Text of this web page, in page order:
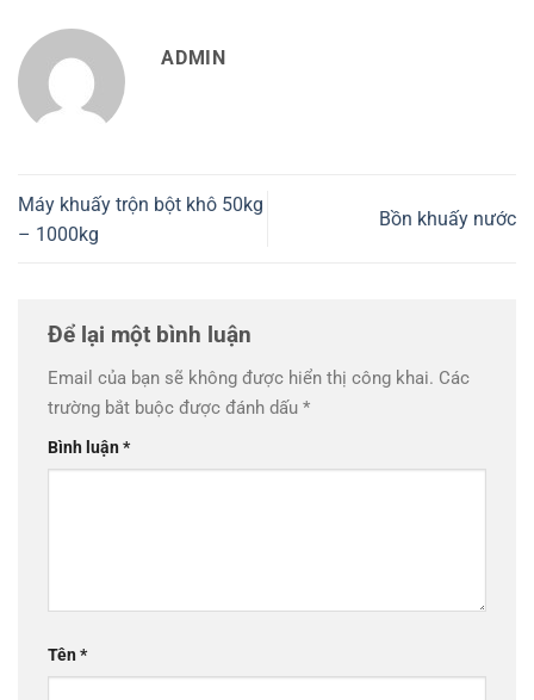
ADMIN
Máy khuấy trộn bột khô 50kg
– 1000kg
Bồn khuấy nước
Để lại một bình luận
Email của bạn sẽ không được hiển thị công khai. Các
trường bắt buộc được đánh dấu *
Bình luận*
Tên*